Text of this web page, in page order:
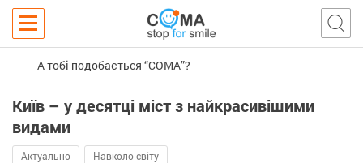
А тобі подобається “COMA”?
Київ – у десятці міст з найкрасивішими
видами
Актуально Навколо світу